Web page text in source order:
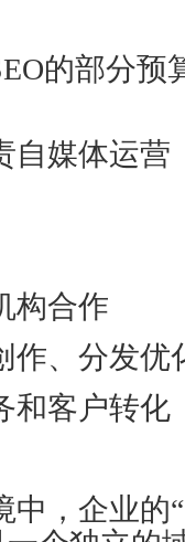
的部分预
自媒体运营
构合作
作、分发优
和客户转化
中，企业的